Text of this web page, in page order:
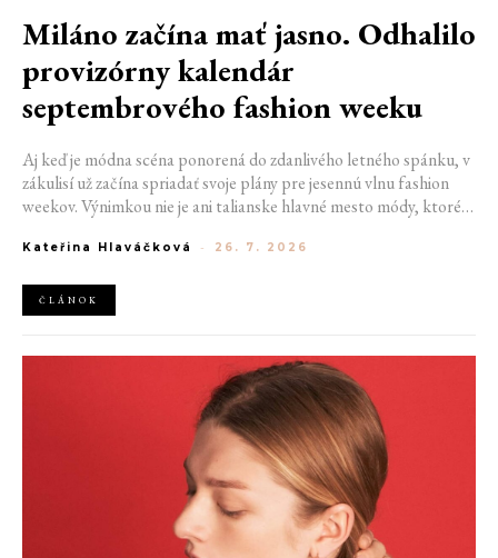
Miláno začína mať jasno. Odhalilo
provizórny kalendár
septembrového fashion weeku
Aj keď je módna scéna ponorená do zdanlivého letného spánku, v
zákulisí už začína spriadať svoje plány pre jesennú vlnu fashion
weekov. Výnimkou nie je ani talianske hlavné mesto módy, ktoré
od 22. do 28. septembra privíta tradičné mená, pozornosť však
značky Moschino.
Kateřina Hlaváčková - 26. 7. 2026
ČLÁNOK